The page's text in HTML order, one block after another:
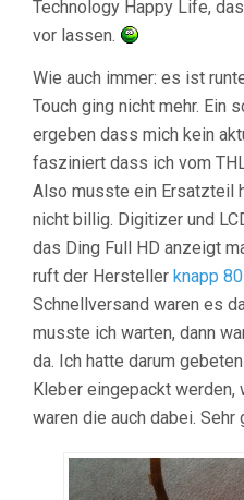
Technology Happy Life,
vor lassen.
Wie auch immer: es ist
Touch ging nicht mehr. Ein
ergeben dass mich kein
fasziniert dass ich vom
Also musste ein Ersatzteil
nicht billig. Digitizer und
das Ding Full HD anzeigt
ruft der Hersteller knapp
Schnellversand waren es
musste ich warten, dann
da. Ich hatte darum
Kleber eingepackt
waren die auch dabei. Sehr